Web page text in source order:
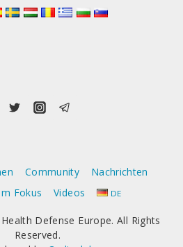
Community
Nachrichten
Fokus Videos DE
Defense Europe. All Rights
Reserved.